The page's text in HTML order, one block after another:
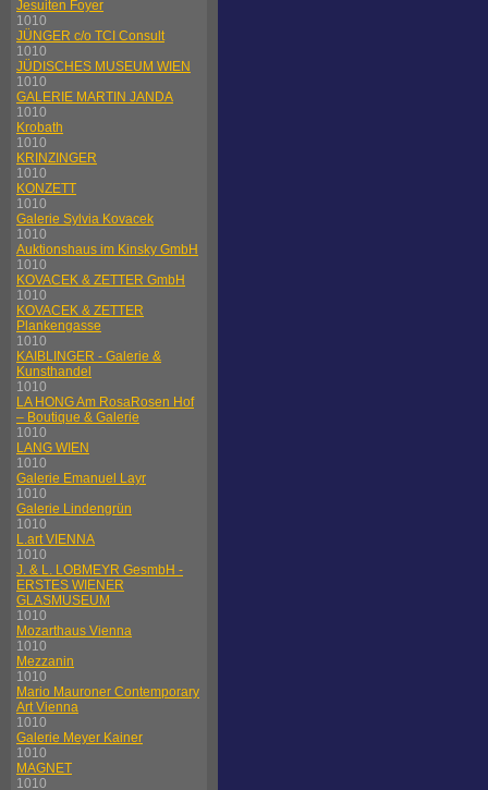
Jesuiten Foyer
1010
JÜNGER c/o TCI Consult
1010
JÜDISCHES MUSEUM WIEN
1010
GALERIE MARTIN JANDA
1010
Krobath
1010
KRINZINGER
1010
KONZETT
1010
Galerie Sylvia Kovacek
1010
Auktionshaus im Kinsky GmbH
1010
KOVACEK & ZETTER GmbH
1010
KOVACEK & ZETTER
Plankengasse
1010
KAIBLINGER - Galerie &
Kunsthandel
1010
LA HONG Am RosaRosen Hof
– Boutique & Galerie
1010
LANG WIEN
1010
Galerie Emanuel Layr
1010
Galerie Lindengrün
1010
L.art VIENNA
1010
J. & L. LOBMEYR GesmbH -
ERSTES WIENER
GLASMUSEUM
1010
Mozarthaus Vienna
1010
Mezzanin
1010
Mario Mauroner Contemporary
Art Vienna
1010
Galerie Meyer Kainer
1010
MAGNET
1010